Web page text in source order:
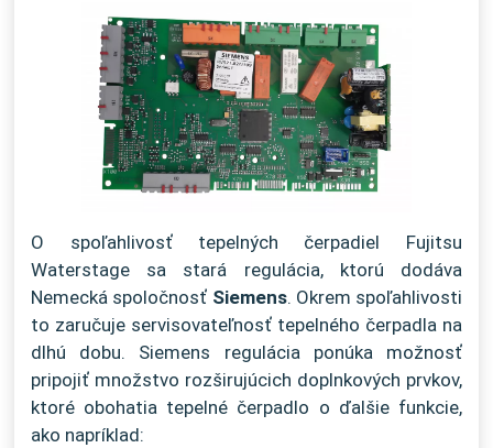
O spoľahlivosť tepelných čerpadiel Fujitsu
Waterstage sa stará regulácia, ktorú dodáva
Nemecká spoločnosť Siemens. Okrem spoľahlivosti
to zaručuje servisovateľnosť tepelného čerpadla na
dlhú dobu. Siemens regulácia ponúka možnosť
pripojiť množstvo rozširujúcich doplnkových prvkov,
ktoré obohatia tepelné čerpadlo o ďalšie funkcie,
ako napríklad: